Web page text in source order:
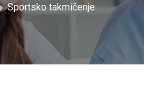
Sportsko takmičenje